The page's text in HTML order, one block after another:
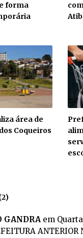
forma
área de
Coqueiros
2
GANDRA em
ANTERIOR